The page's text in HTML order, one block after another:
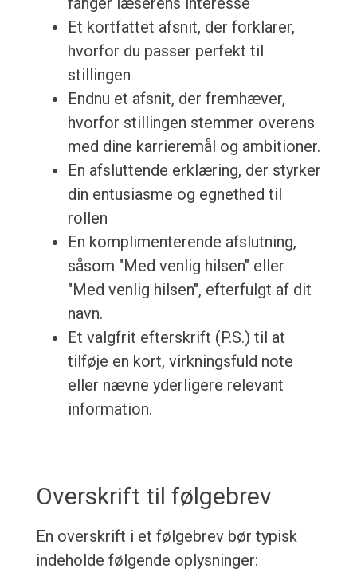
Et kortfattet afsnit, der forklarer,
hvorfor du passer perfekt til
stillingen
Endnu et afsnit, der fremhæver,
hvorfor stillingen stemmer overens
med dine karrieremål og ambitioner.
En afsluttende erklæring, der styrker
din entusiasme og egnethed til
rollen
En komplimenterende afslutning,
såsom "Med venlig hilsen" eller
"Med venlig hilsen", efterfulgt af dit
navn.
Et valgfrit efterskrift (P.S.) til at
tilføje en kort, virkningsfuld note
eller nævne yderligere relevant
information.
Overskrift til følgebrev
En overskrift i et følgebrev bør typisk
indeholde følgende oplysninger: